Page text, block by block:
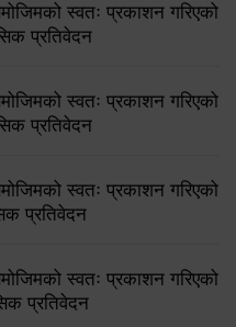
स्वतः प्रकाशन गरिएको
प्रतिवेदन
स्वतः प्रकाशन गरिएको
प्रतिवेदन
स्वतः प्रकाशन गरिएको
प्रतिवेदन
स्वतः प्रकाशन गरिएको
प्रतिवेदन